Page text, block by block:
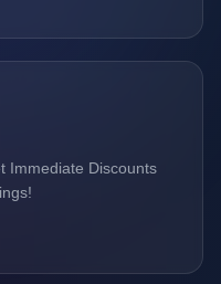
Immediate Discounts